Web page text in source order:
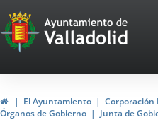
Portal
Web
del
HomeEl Ayuntamiento
Corporación
Órganos de Gobierno
Junta de